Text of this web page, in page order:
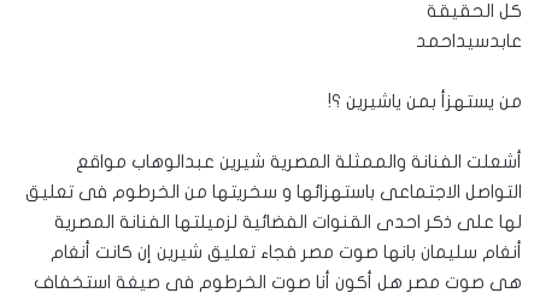
كل الحقيقة
عابدسيداحمد
من يستهزأ بمن ياشيرين ؟!
أشعلت الفنانة والممثلة المصرية شيرين عبدالوهاب مواقع
التواصل الاجتماعى باستهزائها و سخريتها من الخرطوم فى تعليق
لها على ذكر احدى القنوات الفضائية لزميلتها الفنانة المصرية
أنغام سليمان بانها صوت مصر فجاء تعليق شيرين إن كانت أنغام
هى صوت مصر هل أكون أنا صوت الخرطوم فى صيغة استخفاف